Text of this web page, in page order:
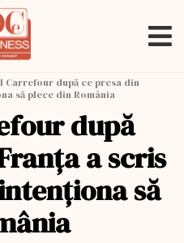
Carrefour după ce presa din
să plece din România
după
a scris
să